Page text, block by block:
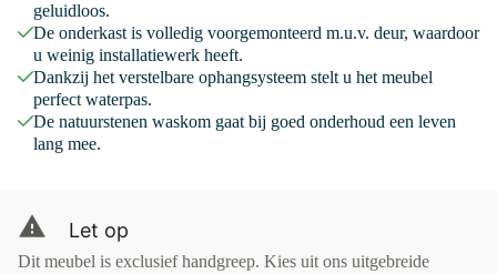
geluidloos.
De onderkast is volledig voorgemonteerd m.u.v. deur, waardoor
u weinig installatiewerk heeft.
Dankzij het verstelbare ophangsysteem stelt u het meubel
perfect waterpas.
De natuurstenen waskom gaat bij goed onderhoud een leven
lang mee.
Let op
Dit meubel is exclusief handgreep. Kies uit ons uitgebreide